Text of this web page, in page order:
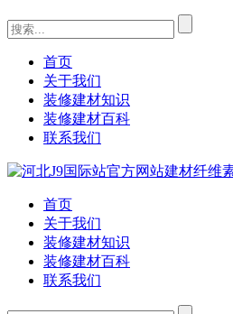
首页
关于我们
装修建材知识
装修建材百科
联系我们
首页
关于我们
装修建材知识
装修建材百科
联系我们